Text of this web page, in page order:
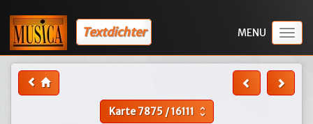
Textdichter
Karte7875/16111 unfold_more